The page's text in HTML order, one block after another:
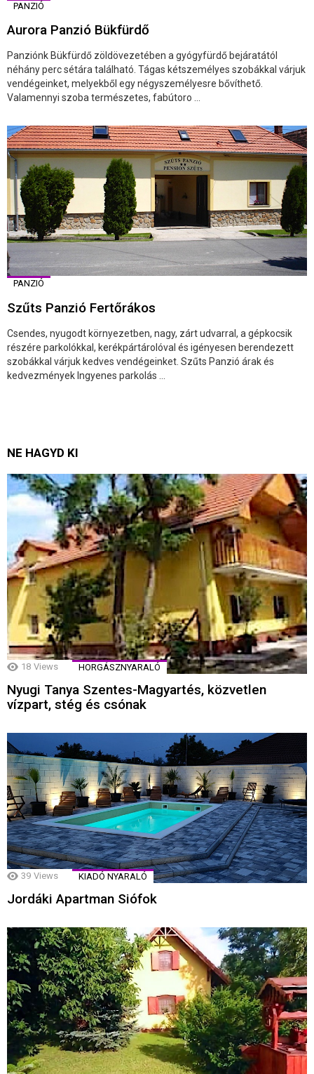
PANZIÓ
Aurora Panzió Bükfürdő
Panziónk Bükfürdő zöldövezetében a gyógyfürdő bejáratától
néhány perc sétára található. Tágas kétszemélyes szobákkal várjuk
vendégeinket, melyekből egy négyszemélyesre bővíthető.
Valamennyi szoba természetes, fabútoro ...
PANZIÓ
Szűts Panzió Fertőrákos
Csendes, nyugodt környezetben, nagy, zárt udvarral, a gépkocsik
részére parkolókkal, kerékpártárolóval és igényesen berendezett
szobákkal várjuk kedves vendégeinket. Szűts Panzió árak és
kedvezmények Ingyenes parkolás ...
NE HAGYD KI
18 Views HORGÁSZNYARALÓ
Nyugi Tanya Szentes-Magyartés, közvetlen
vízpart, stég és csónak
39 Views KIADÓ NYARALÓ
Jordáki Apartman Siófok